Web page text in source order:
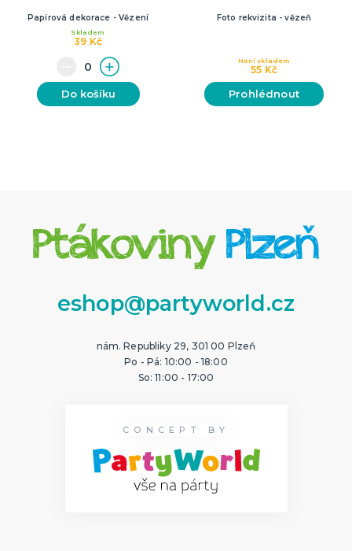
Papírová dekorace - Vězení
39 Kč
Skladem
Do košíku
Foto rekvizita - vězeň
55 Kč
Není skladem
Prohlédnout
eshop@partyworld.cz
nám. Republiky 29, 301 00 Plzeň
Po - Pá: 10:00 - 18:00
So: 11:00 - 17:00
CONCEPT BY